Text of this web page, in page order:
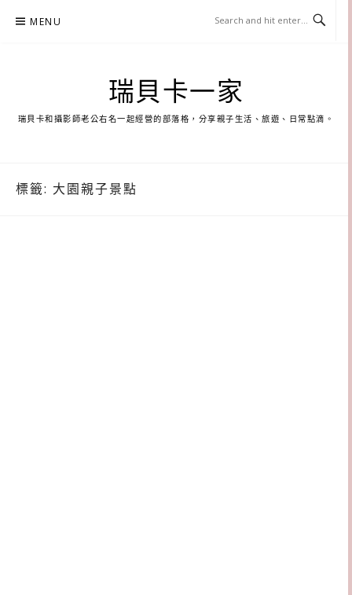
MENU
瑞貝卡一家
瑞貝卡和攝影師老公右名一起經營的部落格，分享親子生活、旅遊、日常點滴。
標籤: 大園親子景點